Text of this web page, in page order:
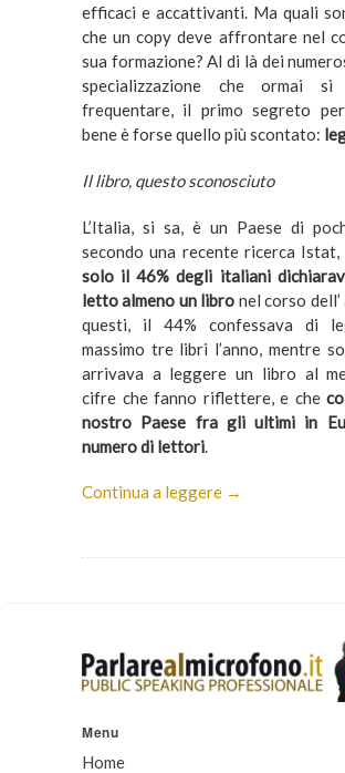
efficaci e accattivanti. Ma quali
che un copy deve affrontare nel
sua formazione? Al di là dei
specializzazione che ormai si
frequentare, il primo segreto
bene è forse quello più scontato:
Il libro, questo sconosciuto
L’Italia, si sa, è un Paese di
secondo una recente ricerca Istat,
solo il 46% degli italiani
letto almeno un libro nel corso
questi, il 44% confessava di
massimo tre libri l’anno, mentre
arrivava a leggere un libro al
cifre che fanno riflettere, e che
nostro Paese fra gli ultimi in
numero di lettori.
Continua a leggere →
Menu
Home